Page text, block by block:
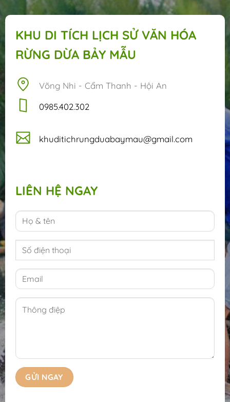
KHU DI TÍCH LỊCH SỬ VĂN HÓA
RỪNG DỪA BẢY MẪU
Võng Nhi - Cẩm Thanh - Hội An
‭‭0985.402.302
khuditichrungduabaymau@gmail.com
LIÊN HỆ NGAY